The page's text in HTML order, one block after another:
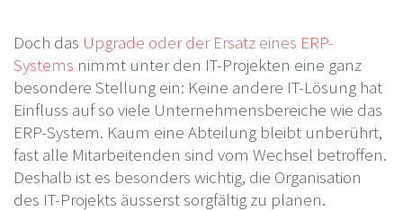
Doch das Upgrade oder der Ersatz eines ERP-
Systems nimmt unter den IT-Projekten eine ganz
besondere Stellung ein: Keine andere IT-Lösung hat
Einfluss auf so viele Unternehmensbereiche wie das
ERP-System. Kaum eine Abteilung bleibt unberührt,
fast alle Mitarbeitenden sind vom Wechsel betroffen.
Deshalb ist es besonders wichtig, die Organisation
des IT-Projekts äusserst sorgfältig zu planen.